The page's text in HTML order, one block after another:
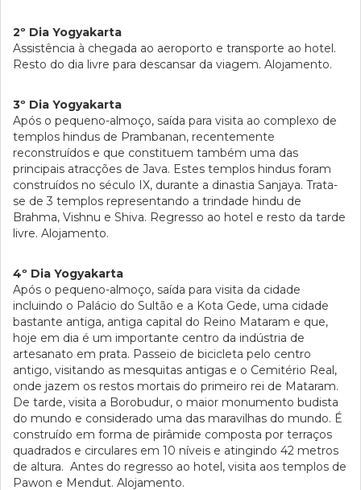
2º Dia Yogyakarta
Assistência à chegada ao aeroporto e transporte ao hotel.
Resto do dia livre para descansar da viagem. Alojamento.
3º Dia Yogyakarta
Após o pequeno-almoço, saída para visita ao complexo de
templos hindus de Prambanan, recentemente
reconstruídos e que constituem também uma das
principais atracções de Java. Estes templos hindus foram
construídos no século IX, durante a dinastia Sanjaya. Trata-
se de 3 templos representando a trindade hindu de
Brahma, Vishnu e Shiva. Regresso ao hotel e resto da tarde
livre. Alojamento.
4º Dia Yogyakarta
Após o pequeno-almoço, saída para visita da cidade
incluindo o Palácio do Sultão e a Kota Gede, uma cidade
bastante antiga, antiga capital do Reino Mataram e que,
hoje em dia é um importante centro da indústria de
artesanato em prata. Passeio de bicicleta pelo centro
antigo, visitando as mesquitas antigas e o Cemitério Real,
onde jazem os restos mortais do primeiro rei de Mataram.
De tarde, visita a Borobudur, o maior monumento budista
do mundo e considerado uma das maravilhas do mundo. É
construído em forma de pirâmide composta por terraços
quadrados e circulares em 10 níveis e atingindo 42 metros
de altura. Antes do regresso ao hotel, visita aos templos de
Pawon e Mendut. Alojamento.